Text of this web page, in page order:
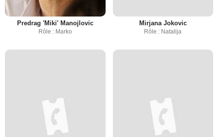
Predrag 'Miki' Manojlovic
Rôle : Marko
Mirjana Jokovic
Rôle : Natalija